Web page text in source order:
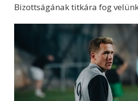
Bizottságának titkára fog